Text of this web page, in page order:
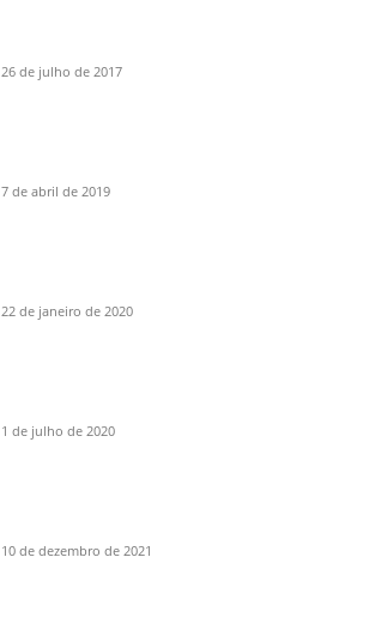
26 de julho de 2017
7 de abril de 2019
22 de janeiro de 2020
1 de julho de 2020
10 de dezembro de 2021